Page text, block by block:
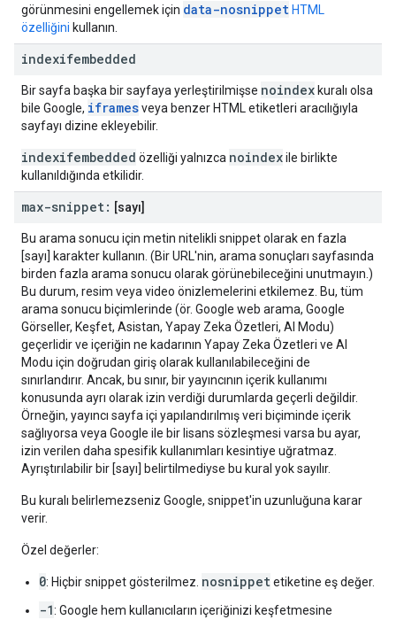
görünmesini engellemek için data-nosnippet HTML
özelliğini kullanın.
indexifembedded
Bir sayfa başka bir sayfaya yerleştirilmişse noindex kuralı olsa
bile Google, iframesveya benzer HTML etiketleri aracılığıyla
sayfayı dizine ekleyebilir.
indexifembedded özelliği yalnızca noindexile birlikte
kullanıldığında etkilidir.
max-snippet: [sayı]
Bu arama sonucu için metin nitelikli snippet olarak en fazla
[sayı] karakter kullanın. (Bir URL'nin, arama sonuçları sayfasında
birden fazla arama sonucu olarak görünebileceğini unutmayın.)
Bu durum, resim veya video önizlemelerini etkilemez. Bu, tüm
arama sonucu biçimlerinde (ör. Google web arama, Google
Görseller, Keşfet, Asistan, Yapay Zeka Özetleri, AI Modu)
geçerlidir ve içeriğin ne kadarının Yapay Zeka Özetleri ve AI
Modu için doğrudan giriş olarak kullanılabileceğini de
sınırlandırır. Ancak, bu sınır, bir yayıncının içerik kullanımı
konusunda ayrı olarak izin verdiği durumlarda geçerli değildir.
Örneğin, yayıncı sayfa içi yapılandırılmış veri biçiminde içerik
sağlıyorsa veya Google ile bir lisans sözleşmesi varsa bu ayar,
izin verilen daha spesifik kullanımları kesintiye uğratmaz.
Ayrıştırılabilir bir [sayı] belirtilmediyse bu kural yok sayılır.
Bu kuralı belirlemezseniz Google, snippet'in uzunluğuna karar
verir.
Özel değerler:
0: Hiçbir snippet gösterilmez. nosnippetetiketine eş değer.
-1: Google hem kullanıcıların içeriğinizi keşfetmesine